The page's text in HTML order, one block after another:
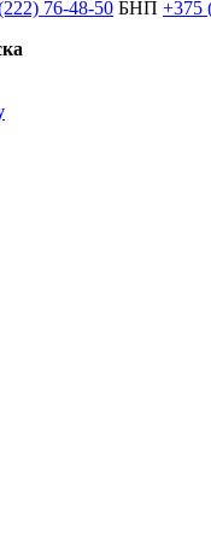
76-48-50 БНП +375